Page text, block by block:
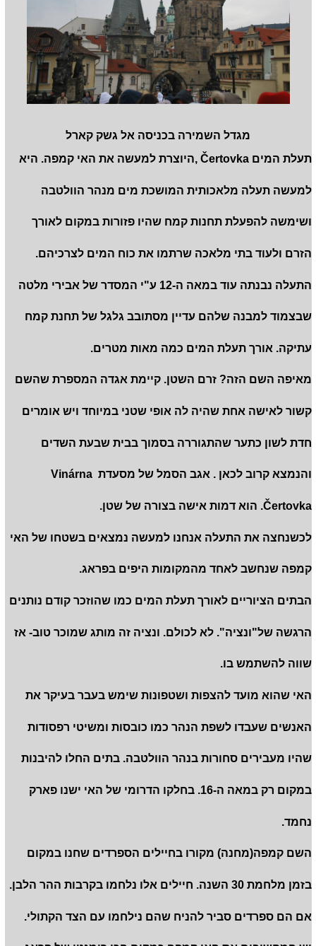
מגדל השמירה בכניסה אל גשק קארל
תעלת המים Čertovka ,היוצרת למעשה את האי קמפה. היא
למעשה תעלה מלאכותית המושכת מים מנהר הוולטבה
ושימשה להפעלת תחנות קמח שהיו פזורות במקום לאורך
הזרם ולעוד בתי מלאכה שרתמו את כוח המים לצרכיהם.
התעלה נבנתה עוד במאה ה-12 ע"י המסדר של אבירי מלטה
שבצמוד למבנה שלהם עדיין מסתובב גלגל של תחנת קמח
עתיקה. אורך תעלת המים כמה מאות מטרים.
מאיפה השם הזה? זרם השטן. קיימת אגדה המספרת שהשם
קשור לאישה אחת שהיה לה אופי שטני במיוחד ויש אומרים
חדת לשון כתער שהתגוררה בסמוך בבית שבעת השדים
והנמצא קרוב לכאן . אגב הסמל של מסעדת Vinárna
Čertovka. הוא דמות אישה בצורה של שטן.
לכשנחצה את התעלה אנחנו למעשה נמצאים בשטחו של האי
קמפה שנחשב לאחד מהמקומות היפים בפראג.
הבתים הציוריים לאורך תעלת המים כמו שהוזכר קודם נותנים
הרגשה של"ונציה". לא לכולם. ונציה זה מותג שמוכר טוב- אז
שווה להשתמש בו.
האי שהוא מועד להצפות ושטפונות שימש בעבר בעיקר את
האנשים שעבדו לשפת הנהר כמו כובסות ומשיטי רפסודות
שהיו מעבירים סחורות בנהר הוולטבה. בתים החלו להיבנות
במקום רק במאה ה-16. בחלקו הדרומי של האי ישנו פארק
נחמד.
השם קמפה(מחנה) מקורו בחיילים הספרדים שחנו במקום
בזמן מלחמת 30 השנה. חיילים אלו נלחמו בקרבות ההר הלבן.
אם הם ספרדים סביר להניח שהם נילחמו עם הצד הקתולי.